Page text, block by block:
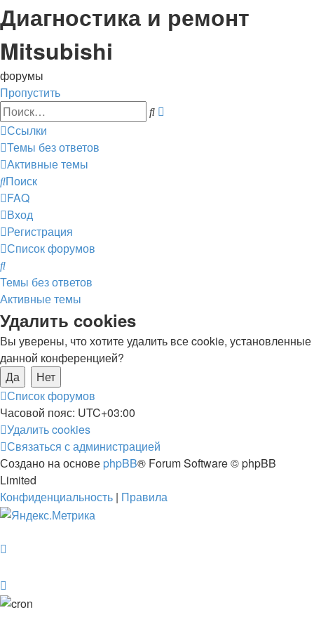
Диагностика и ремонт
Mitsubishi
форумы
Пропустить
Поиск
Ссылки
Темы без ответов
Активные темы
Поиск
FAQ
Вход
Регистрация
Список форумов
Поиск
Темы без ответов
Активные темы
Удалить cookies
Вы уверены, что хотите удалить все cookie, установленные
данной конференцией?
Список форумов
Часовой пояс: UTC+03:00
Удалить cookies
Связаться с администрацией
Создано на основе phpBB® Forum Software © phpBB
Limited
Конфиденциальность | Правила